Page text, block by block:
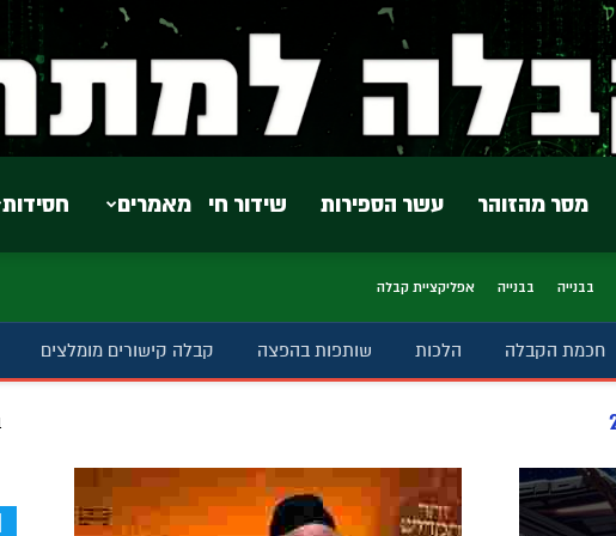
חסידות מאמרים שידור חי עשר הספירות מסר מהזוהר
בבנייה בבנייה אפליקציית קבלה
חכמת הקבלה הלכות שותפות בהפצה קבלה קישורים מומלצים